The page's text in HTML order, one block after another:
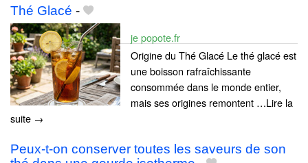
Thé Glacé -
je popote.fr
Origine du Thé Glacé Le thé glacé est
une boisson rafraîchissante
consommée dans le monde entier,
mais ses origines remontent …Lire la
suite →
Peux-t-on conserver toutes les saveurs de son